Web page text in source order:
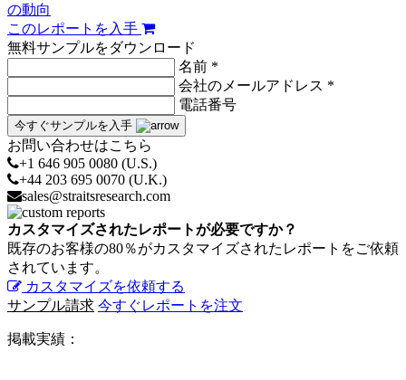
の動向
このレポートを入手
無料サンプルをダウンロード
名前 *
会社のメールアドレス *
電話番号
今すぐサンプルを入手
お問い合わせはこちら
+1 646 905 0080 (U.S.)
+44 203 695 0070 (U.K.)
sales@straitsresearch.com
カスタマイズされたレポートが必要ですか？
既存のお客様の80％がカスタマイズされたレポートをご依頼
されています。
カスタマイズを依頼する
サンプル請求 今すぐレポートを注文
掲載実績：